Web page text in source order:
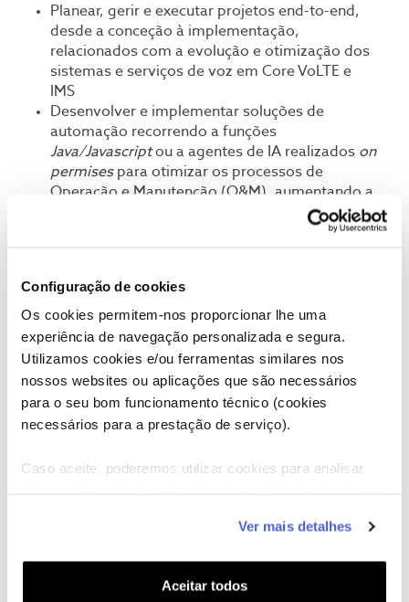
Configuração de cookies
Os cookies permitem-nos proporcionar lhe uma
experiência de navegação personalizada e segura.
Utilizamos cookies e/ou ferramentas similares nos
nossos websites ou aplicações que são necessários
para o seu bom funcionamento técnico (cookies
necessários para a prestação de serviço).
Caso aceite, poderemos utilizar cookies para analisar
funcionalidades (cookies de personalização e
(cookies de publicidade personalizada). Pode gerir a
Ver mais detalhes
Aceitar todos
Planear, gerir e executar projetos end-to-end,
desde a conceção à implementação,
relacionados com a evolução e otimização dos
sistemas e serviços de voz em Core VoLTE e
IMS
Desenvolver e implementar soluções de
automação recorrendo a funções
Java/Javascriptou a agentes de IA realizados on
permisespara otimizar os processos de
Operação e Manutenção (O&M), aumentando a
eficiência e reduzindo a intervenção manual -
indicadores de Qualidade de Serviço (QoS) e
outros KPIs, garantindo uma visão clara da
performance dos serviços.
Realizar a avaliação de KPIs de serviço e
implementar ações manuais ou criar
automatismos para corrigir ou melhorar a rede
e os serviços com base nas análises efetuadas.
Elaborar e implementar Planos de Contingência
executá-los em situações críticas para garantir
Telecomunicações/Informática).